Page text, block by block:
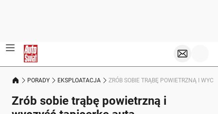
PORADY EKSPLOATACJA ZRÓB SOBIE TRĄBĘ POWIETRZNĄ I
Zrób sobie trąbę powietrzną i